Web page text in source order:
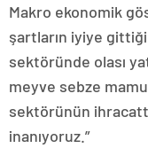
Makro ekonomik
şartların iyiye
sektöründe olası
meyve sebze
sektörünün
inanıyoruz.”